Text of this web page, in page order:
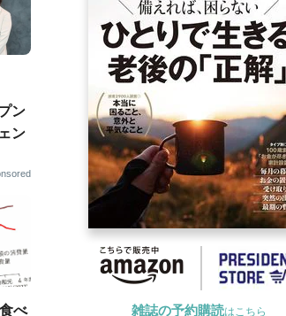
ン
ン
べ
雑誌の予約購読はこちら